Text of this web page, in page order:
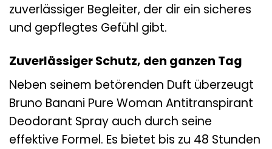
zuverlässiger Begleiter, der dir ein sicheres
und gepflegtes Gefühl gibt.
Zuverlässiger Schutz, den ganzen Tag
Neben seinem betörenden Duft überzeugt
Bruno Banani Pure Woman Antitranspirant
Deodorant Spray auch durch seine
effektive Formel. Es bietet bis zu 48 Stunden